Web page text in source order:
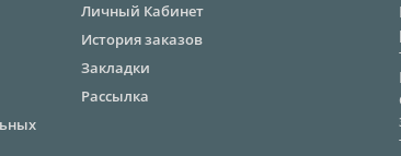
Личный Кабинет
История заказов
Закладки
Рассылка